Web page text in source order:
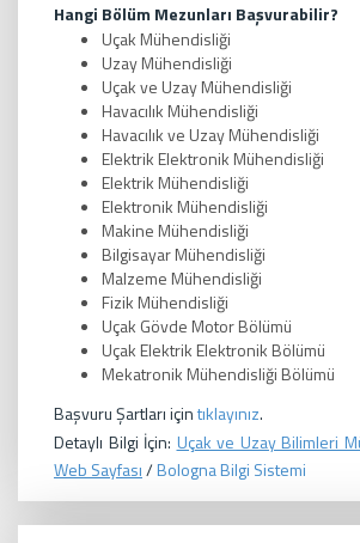
Hangi Bölüm Mezunları Başvurabilir?
Uçak Mühendisliği
Uzay Mühendisliği
Uçak ve Uzay Mühendisliği
Havacılık Mühendisliği
Havacılık ve Uzay Mühendisliği
Elektrik Elektronik Mühendisliği
Elektrik Mühendisliği
Elektronik Mühendisliği
Makine Mühendisliği
Bilgisayar Mühendisliği
Malzeme Mühendisliği
Fizik Mühendisliği
Uçak Gövde Motor Bölümü
Uçak Elektrik Elektronik Bölümü
Mekatronik Mühendisliği Bölümü
Başvuru Şartları içintıklayınız.
Detaylı Bilgi İçin: Uçak ve Uzay Bilimleri
Web Sayfası/Bologna Bilgi Sistemi